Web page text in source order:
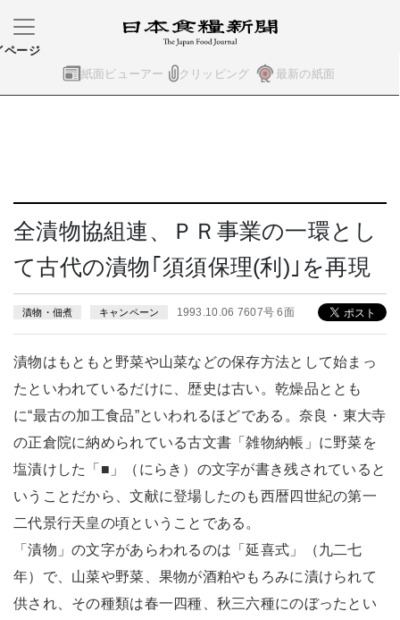
紙面ビューアー クリッピング 最新の紙面
ページ
全漬物協組連、ＰＲ事業の一環とし
て古代の漬物｢須須保理(利)｣を再現
漬物・佃煮 キャンペーン 1993.10.06 7607号 6面
漬物はもともと野菜や山菜などの保存方法として始まっ
たといわれているだけに、歴史は古い。乾燥品ととも
に“最古の加工食品”といわれるほどである。奈良・東大寺
の正倉院に納められている古文書「雑物納帳」に野菜を
塩漬けした「■」（にらき）の文字が書き残されていると
いうことだから、文献に登場したのも西暦四世紀の第一
二代景行天皇の頃ということである。
「漬物」の文字があらわれるのは「延喜式」（九二七
年）で、山菜や野菜、果物が酒粕やもろみに漬けられて
供され、その種類は春一四種、秋三六種にのぼったとい